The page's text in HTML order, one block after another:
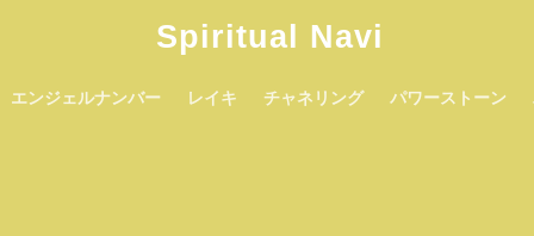
Spiritual Navi
エンジェルナンバー レイキ チャネリング パワーストーン